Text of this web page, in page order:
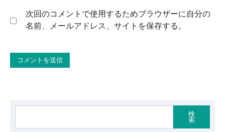
次回のコメントで使用するためブラウザーに自分の
名前、メールアドレス、サイトを保存する。
検
索